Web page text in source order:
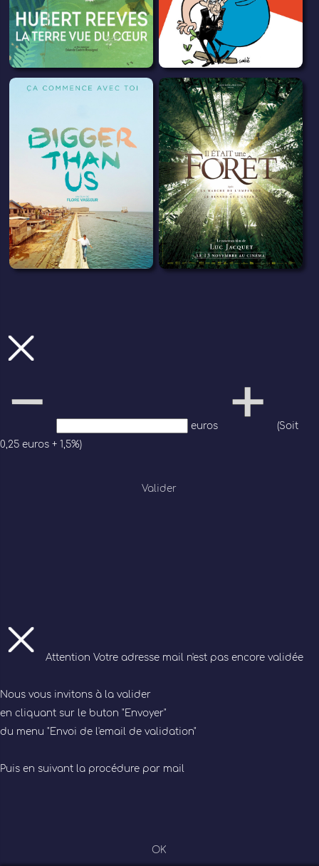
euros
(Soit
0,25 euros + 1,5%)
Valider
Attention Votre adresse mail n'est pas encore validée
Nous vous invitons à la valider
en cliquant sur le buton "Envoyer"
du menu "Envoi de l'email de validation"
Puis en suivant la procédure par mail
OK